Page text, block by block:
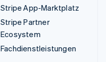
Stripe App-Marktplatz
Stripe Partner
Ecosystem
Fachdienstleistungen